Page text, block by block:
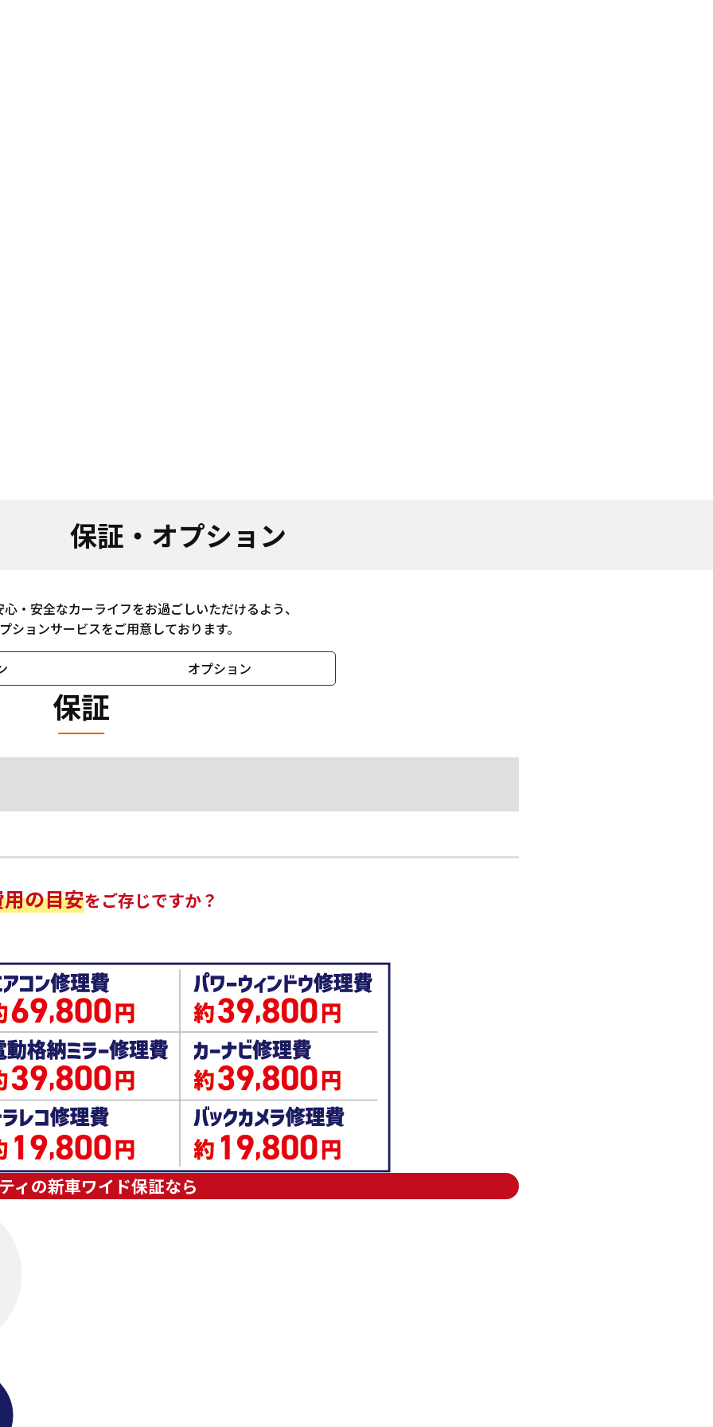
保証・オプション
・安全なカーライフをお過ごしいただけるよう、
ションサービスをご用意しております。
オプション
保証
の目安をご存じですか？
ィの新車ワイド保証なら